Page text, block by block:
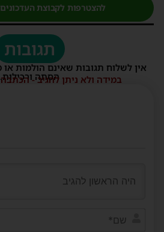
להצטרפות לקבוצת העדכונים
תגובות
אין לשלוח תגובות שאינם הולמות או
הסתה ורכילות.
במידה ולא ניתן להגיב - הכתבה